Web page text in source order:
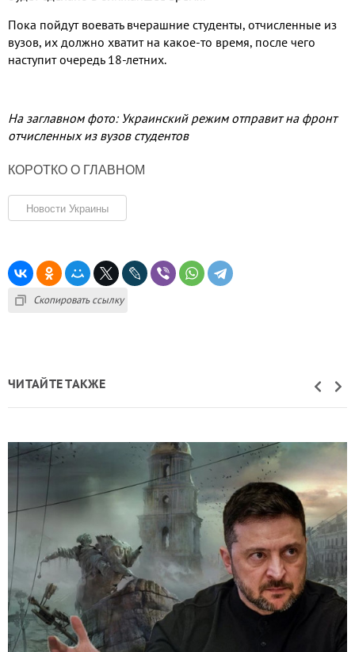
Пока пойдут воевать вчерашние студенты, отчисленные из
вузов, их должно хватит на какое-то время, после чего
наступит очередь 18-летних.
На заглавном фото: Украинский режим отправит на фронт
отчисленных из вузов студентов
КОРОТКО О ГЛАВНОМ
Новости Украины
Скопировать ссылку
ЧИТАЙТЕ ТАКЖЕ